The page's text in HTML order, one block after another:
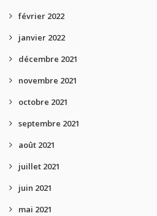
février 2022
janvier 2022
décembre 2021
novembre 2021
octobre 2021
septembre 2021
août 2021
juillet 2021
juin 2021
mai 2021